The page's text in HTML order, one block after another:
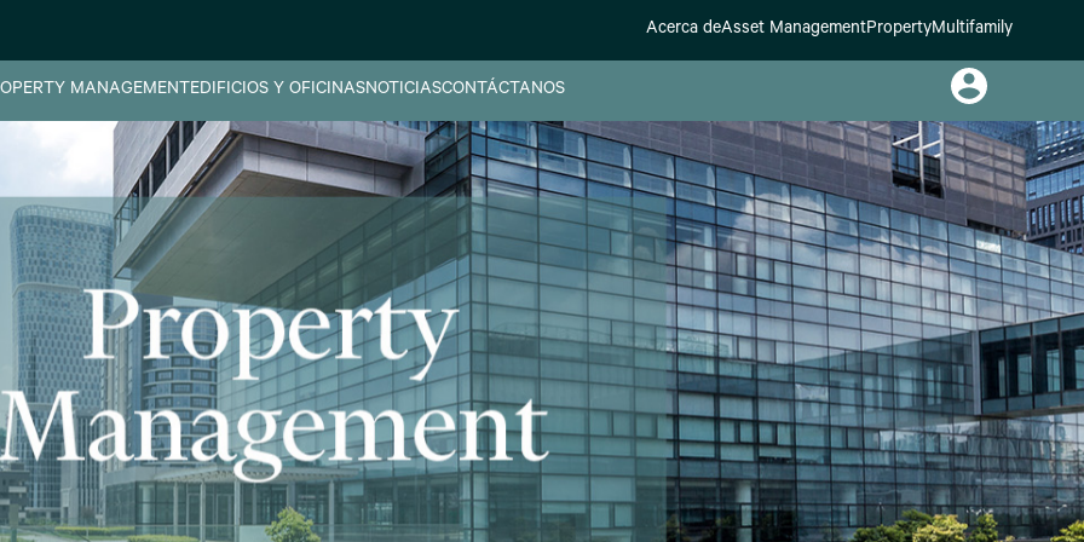
Acerca deAsset ManagementPropertyMultifamily
MANAGEMENT EDIFICIOS Y OFICINASNOTICIASCONTÁCTANOS